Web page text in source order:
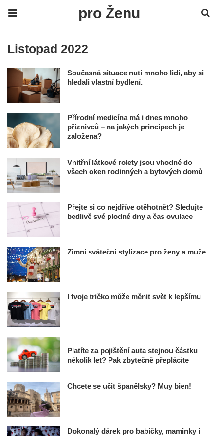
pro Ženu
Listopad 2022
Současná situace nutí mnoho lidí, aby si
hledali vlastní bydlení.
Přírodní medicína má i dnes mnoho
příznivců – na jakých principech je
založena?
Vnitřní látkové rolety jsou vhodné do
všech oken rodinných a bytových domů
Přejte si co nejdříve otěhotnět? Sledujte
bedlivě své plodné dny a čas ovulace
Zimní sváteční stylizace pro ženy a muže
I tvoje tričko může měnit svět k lepšímu
Platíte za pojištění auta stejnou částku
několik let? Pak zbytečně přeplácíte
Chcete se učit španělsky? Muy bien!
Dokonalý dárek pro babičky, maminky i